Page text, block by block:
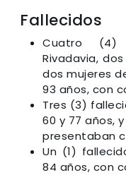
Fallecidos
Cuatro (4)
Rivadavia,
dos mujeres
93 años, con
Tres (3)
60 y 77 años,
presentaban
Un (1)
84 años, con